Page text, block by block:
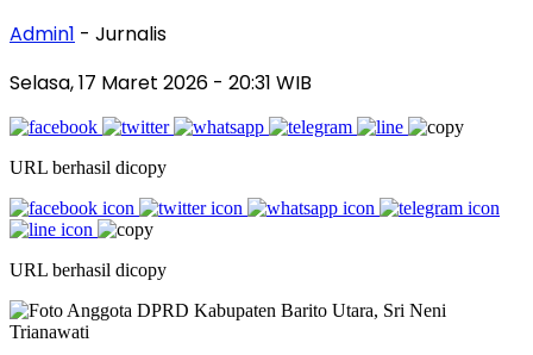
Admin1 - Jurnalis
Selasa, 17 Maret 2026 - 20:31 WIB
URL berhasil dicopy
URL berhasil dicopy